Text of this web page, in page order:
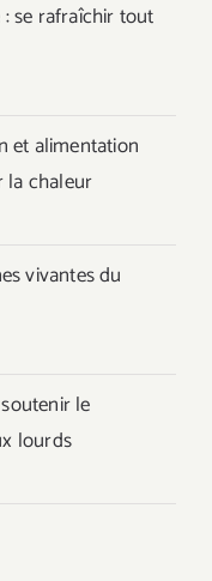
: se rafraîchir tout
et alimentation
la chaleur
vivantes du
le
lourds